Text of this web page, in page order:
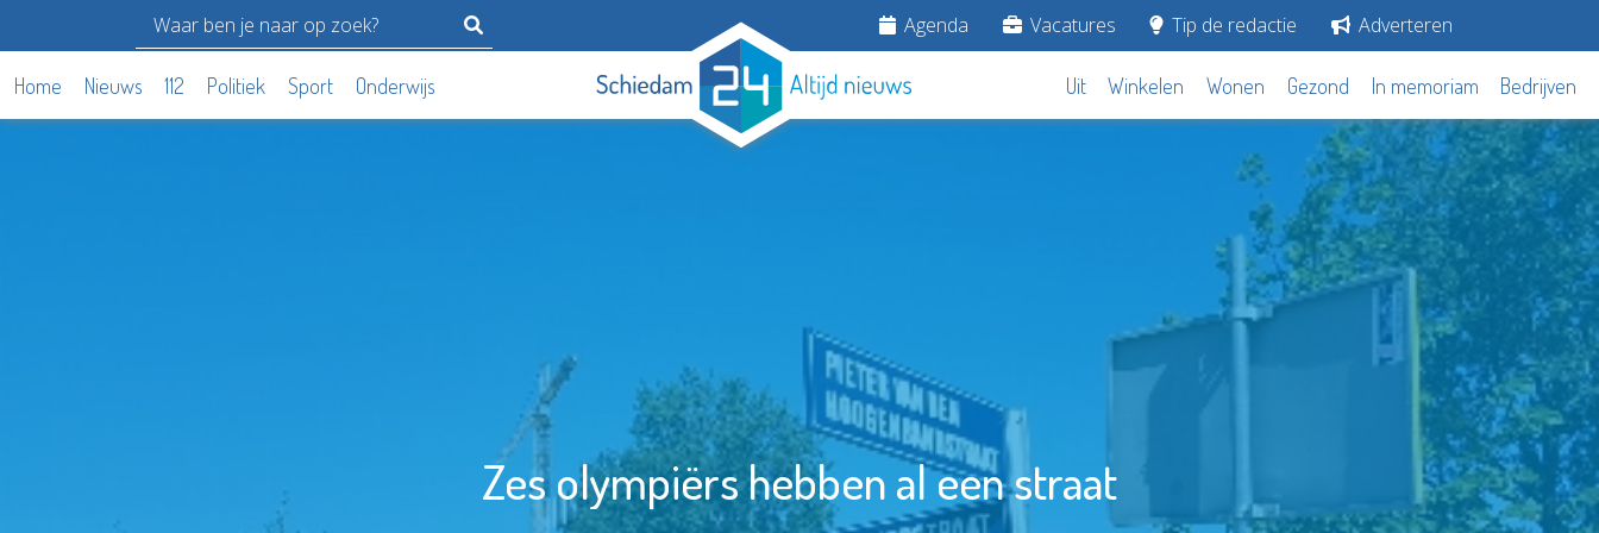
Agenda Vacatures Tip de redactie Adverteren
Home Nieuws 112 Politiek Sport Onderwijs Uit Winkelen Wonen Gezond In memoriam Bedrijven
Zes olympiërs hebben al een straat